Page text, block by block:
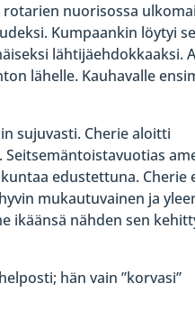
nuorisossa
Kumpaankin löytyi
lähtijäehdokkaaksi.
lähelle. Kauhavalle
sujuvasti. Cherie aloitti
edustettuna. Cherie
mukautuvainen ja
ikäänsä nähden sen
hän vain ”korvasi”